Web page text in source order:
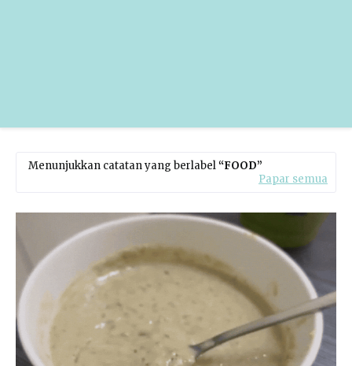
Menunjukkan catatan yang berlabel
FOOD
Papar semua